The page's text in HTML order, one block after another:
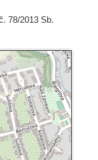
78/2013 Sb.